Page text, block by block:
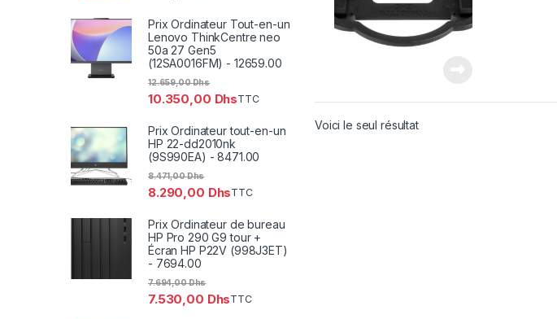
Voici le seul résultat
Prix Ordinateur Tout-en-un
Lenovo ThinkCentre neo
50a 27 Gen5
(12SA0016FM) - 12659.00
10.350,00 Dhs
12.659,00Dhs
TTC
Prix Ordinateur tout-en-un
HP 22-dd2010nk
(9S990EA) - 8471.00
8.290,00 Dhs
8.471,00Dhs
TTC
Prix Ordinateur de bureau
HP Pro 290 G9 tour +
Écran HP P22V (998J3ET)
- 7694.00
7.530,00 Dhs
7.694,00Dhs
TTC